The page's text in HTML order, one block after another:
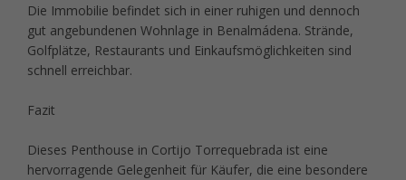
Die Immobilie befindet sich in einer ruhigen und dennoch
gut angebundenen Wohnlage in Benalmádena. Strände,
Golfplätze, Restaurants und Einkaufsmöglichkeiten sind
schnell erreichbar.
Fazit
Dieses Penthouse in Cortijo Torrequebrada ist eine
hervorragende Gelegenheit für Käufer, die eine besondere